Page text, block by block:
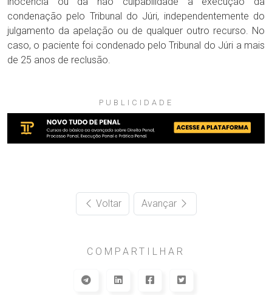
condenação pelo Tribunal do Júri, independentemente do
julgamento da apelação ou de qualquer outro recurso. No
caso, o paciente foi condenado pelo Tribunal do Júri a mais
de 25 anos de reclusão.
PUBLICIDADE
Voltar Avançar
COMPARTILHAR